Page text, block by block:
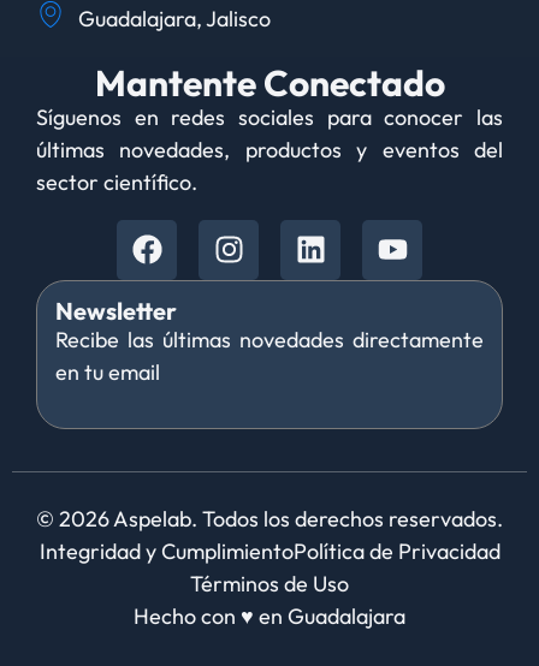
Guadalajara, Jalisco
Mantente Conectado
Síguenos en redes sociales para conocer las
últimas novedades, productos y eventos del
sector científico.
Newsletter
Recibe las últimas novedades directamente
en tu email
© 2026 Aspelab. Todos los derechos reservados.
Integridad y CumplimientoPolítica de Privacidad
Términos de Uso
Hecho con ♥ en Guadalajara